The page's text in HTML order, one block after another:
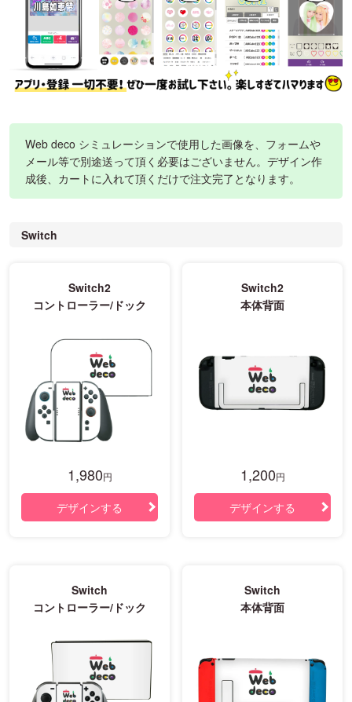
Web deco シミュレーションで使用した画像を、フォームや
メール等で別途送って頂く必要はございません。デザイン作
成後、カートに入れて頂くだけで注文完了となります。
Switch
Switch2
コントローラー/ドック
1,980円
デザインする
Switch2
本体背面
1,200円
デザインする
Switch
コントローラー/ドック
Switch
本体背面